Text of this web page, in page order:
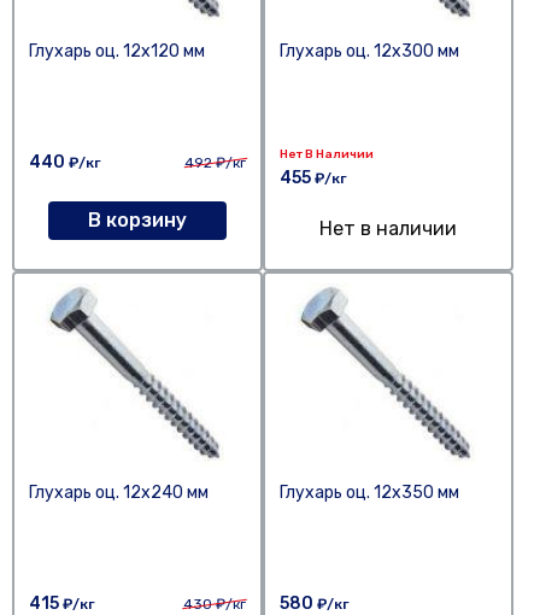
Глухарь оц. 12х120 мм
440 ₽/кг 492₽/кг
В корзину
Глухарь оц. 12х300 мм
Нет В Наличии
455 ₽/кг
Нет в наличии
Глухарь оц. 12х240 мм
415 ₽/кг 430₽/кг
Глухарь оц. 12х350 мм
580 ₽/кг